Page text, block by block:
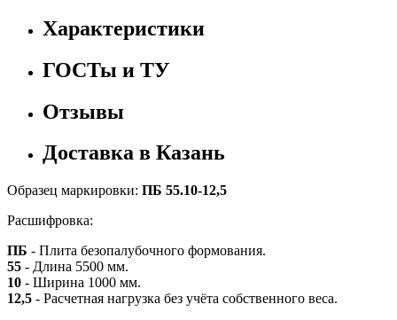
Характеристики
ГОСТы и ТУ
Отзывы
Доставка в Казань
Образец маркировки: ПБ 55.10-12,5
Расшифровка:
ПБ - Плита безопалубочного формования.
55 - Длина 5500 мм.
10 - Ширина 1000 мм.
12,5 - Расчетная нагрузка без учёта собственного веса.